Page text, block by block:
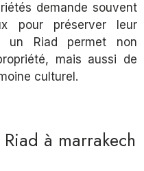
demande souvent
pour préserver leur
un Riad permet non
mais aussi de
culturel.
à marrakech